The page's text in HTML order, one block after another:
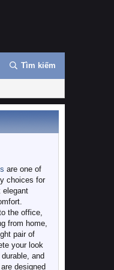
Tìm kiếm
are one of
choices for
elegant
the office,
from home,
pair of
your look
and
designed